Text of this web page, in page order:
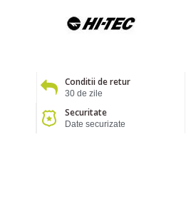
Conditii de retur
30 de zile
Securitate
Date securizate